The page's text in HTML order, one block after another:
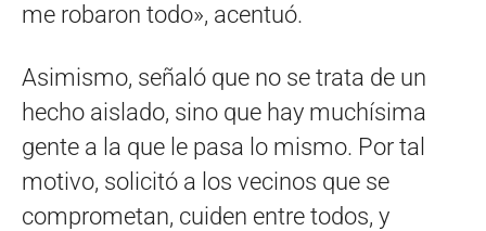
me robaron todo», acentuó.
Asimismo, señaló que no se trata de un
hecho aislado, sino que hay muchísima
gente a la que le pasa lo mismo. Por tal
motivo, solicitó a los vecinos que se
comprometan, cuiden entre todos, y